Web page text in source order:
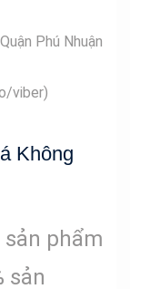
Phú Nhuận
viber)
Không
phẩm
sản